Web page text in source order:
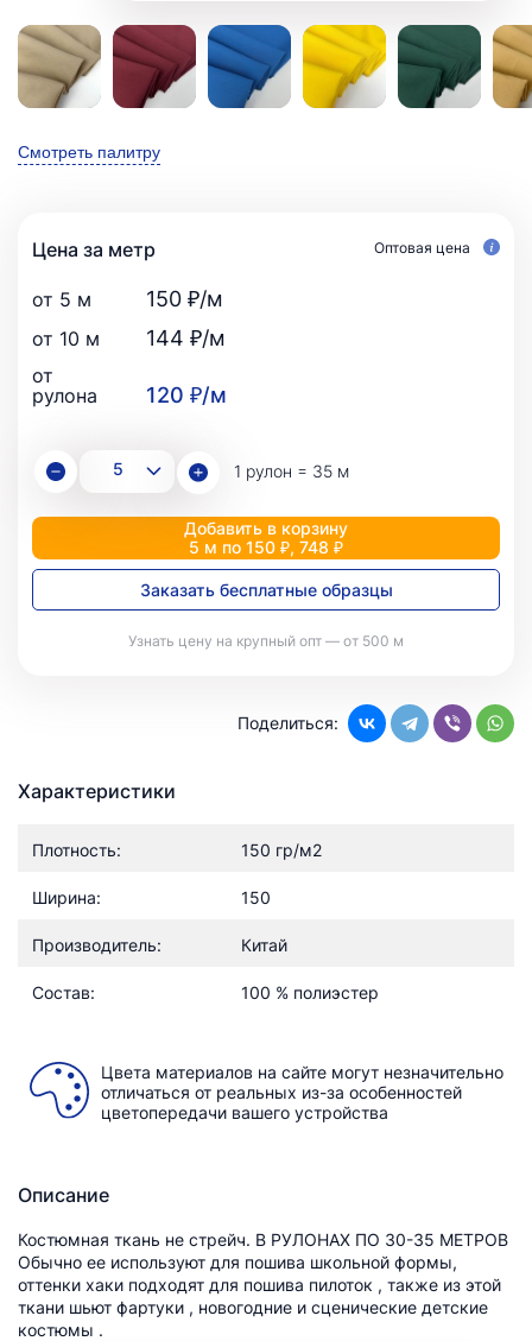
Смотреть палитру
Цена за метр Оптовая цена
от 5 м 150 ₽/м
от 10 м 144 ₽/м
от
рулона
120 ₽/м
1 рулон = 35 м
Добавить в корзину
5 м по 150 ₽, 748 ₽
Заказать бесплатные образцы
Узнать цену на крупный опт — от 500 м
Поделиться:
Характеристики
Плотность: 150 гр/м2
Ширина: 150
Производитель: Китай
Состав: 100 % полиэстер
Цвета материалов на сайте могут незначительно
отличаться от реальных из-за особенностей
цветопередачи вашего устройства
Описание
Костюмная ткань не стрейч. В РУЛОНАХ ПО 30-35 МЕТРОВ
Обычно ее используют для пошива школьной формы,
оттенки хаки подходят для пошива пилоток , также из этой
ткани шьют фартуки , новогодние и сценические детские
костюмы .